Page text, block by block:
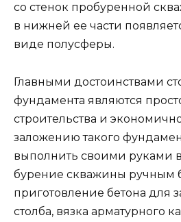
со стенок пробуренной
в нижней ее части
виде полусферы.
Главными достоинствами
фундамента являются
строительства и
заложению такого
выполнить своими руками
бурение скважины ручным
приготовление бетона для
столба, вязка арматурного